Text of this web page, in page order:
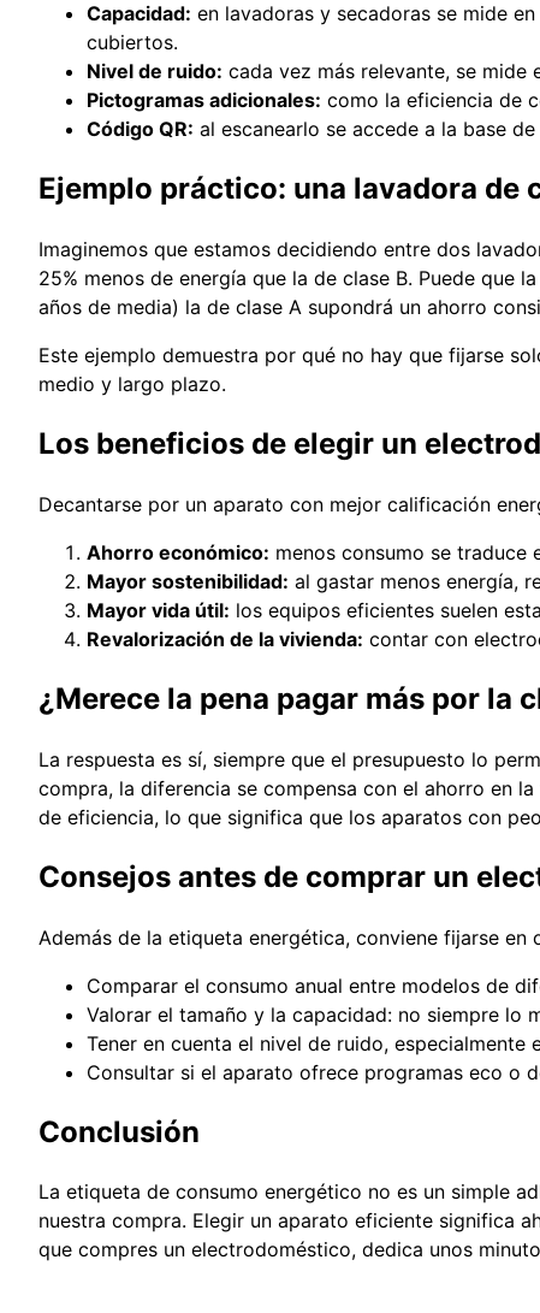
Capacidad: en lavadoras y secadoras se mide
cubiertos.
Nivel de ruido: cada vez más relevante, se mide
Pictogramas adicionales: como la eficiencia de
Código QR: al escanearlo se accede a la base
Ejemplo práctico: una lavadora de
Imaginemos que estamos decidiendo entre dos
25% menos de energía que la de clase B. Puede que
años de media) la de clase A supondrá un ahorro
Este ejemplo demuestra por qué no hay que fijarse
medio y largo plazo.
Los beneficios de elegir un
Decantarse por un aparato con mejor calificación
Ahorro económico: menos consumo se traduce
Mayor sostenibilidad: al gastar menos energía,
Mayor vida útil: los equipos eficientes suelen
Revalorización de la vivienda: contar con
¿Merece la pena pagar más por la
La respuesta es sí, siempre que el presupuesto lo
compra, la diferencia se compensa con el ahorro en
de eficiencia, lo que significa que los aparatos con
Consejos antes de comprar un
Además de la etiqueta energética, conviene fijarse
Comparar el consumo anual entre modelos de
Valorar el tamaño y la capacidad: no siempre lo
Tener en cuenta el nivel de ruido, especialmente
Consultar si el aparato ofrece programas eco o
Conclusión
La etiqueta de consumo energético no es un simple
nuestra compra. Elegir un aparato eficiente significa
que compres un electrodoméstico, dedica unos